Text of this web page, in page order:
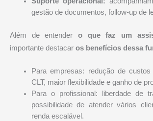
gestão de documentos, follow-up de
Além de entender o que faz um
importante destacar os benefícios dessa
Para empresas: redução de
CLT, maior flexibilidade e ganho de
Para o profissional: liberdade de
possibilidade de atender vários
renda escalável.